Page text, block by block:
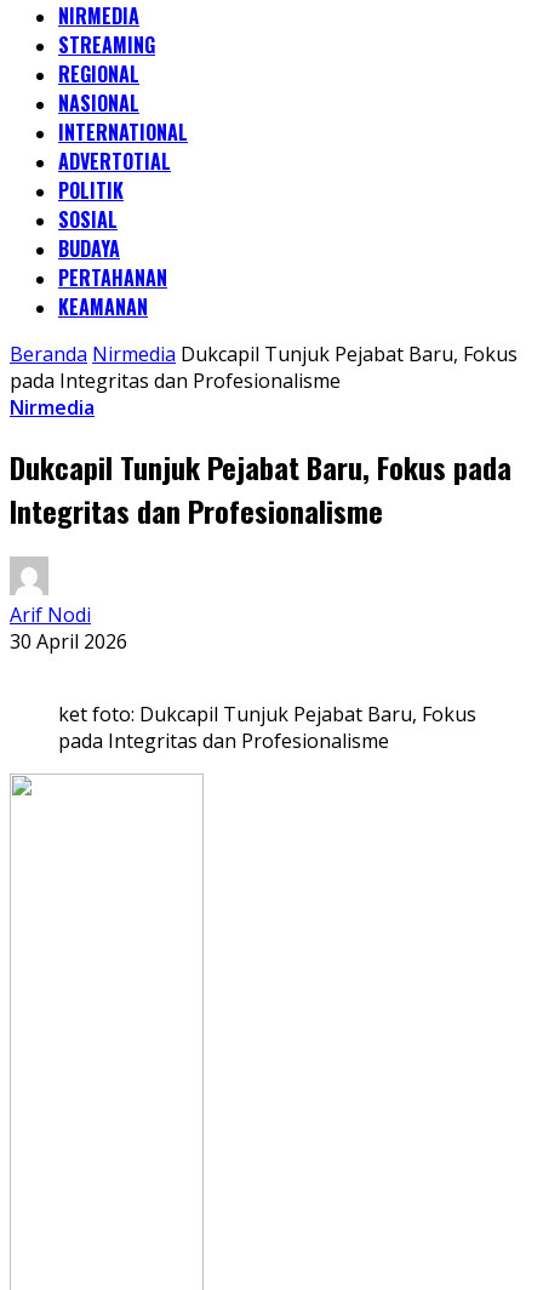
NIRMEDIA
STREAMING
REGIONAL
NASIONAL
INTERNATIONAL
ADVERTOTIAL
POLITIK
SOSIAL
BUDAYA
PERTAHANAN
KEAMANAN
Beranda Nirmedia Dukcapil Tunjuk Pejabat Baru, Fokus
pada Integritas dan Profesionalisme
Nirmedia
Dukcapil Tunjuk Pejabat Baru, Fokus pada
Integritas dan Profesionalisme
Arif Nodi
30 April 2026
ket foto: Dukcapil Tunjuk Pejabat Baru, Fokus
pada Integritas dan Profesionalisme